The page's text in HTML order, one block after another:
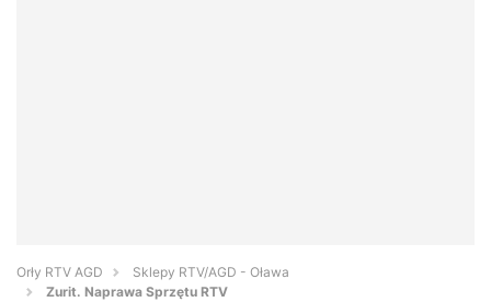
Orły RTV AGD
Sklepy RTV/AGD - Oława
Zurit. Naprawa Sprzętu RTV